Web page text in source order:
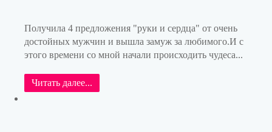
Получила 4 предложения "руки и сердца" от очень
достойных мужчин и вышла замуж за любимого.И с
этого времени со мной начали происходить чудеса...
Читать далее...